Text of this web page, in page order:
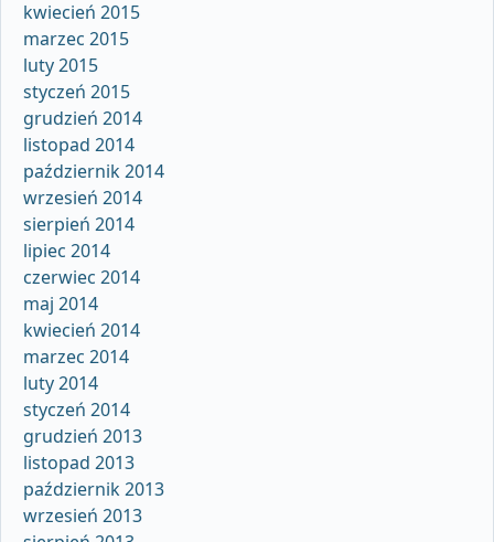
kwiecień 2015
marzec 2015
luty 2015
styczeń 2015
grudzień 2014
listopad 2014
październik 2014
wrzesień 2014
sierpień 2014
lipiec 2014
czerwiec 2014
maj 2014
kwiecień 2014
marzec 2014
luty 2014
styczeń 2014
grudzień 2013
listopad 2013
październik 2013
wrzesień 2013